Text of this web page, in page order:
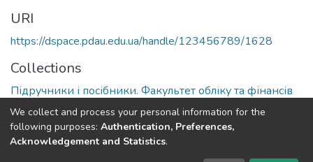
URI
https://dspace.pdau.edu.ua/handle/123456789/1628
Collections
Підручники і посібники. Факультет обліку та фінансів
Full item page
We collect and process your personal information for the
following purposes: Authentication, Preferences,
Acknowledgement and Statistics.